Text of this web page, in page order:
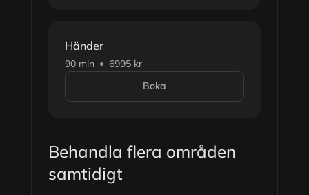
Händer
90 min
6995 kr
Boka
Behandla flera områden
samtidigt